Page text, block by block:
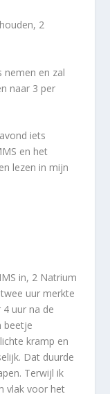
2
nemen en zal
naar 3 per
iets
en het
lezen in mijn
in, 2 Natrium
uur merkte
uur na de
beetje
kramp en
Dat duurde
Terwijl ik
vlak voor het